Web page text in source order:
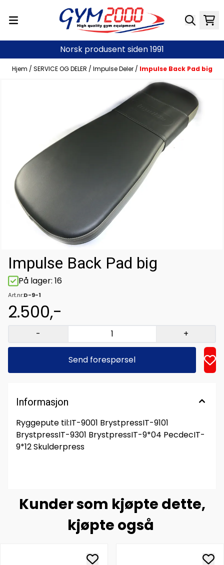
Norsk produsent siden 1991
Hjem / SERVICE OG DELER / Impulse Deler / Impulse Back Pad big
Impulse Back Pad big
På lager: 16
Art.nr:D-9-1
2.500,-
- +
Send forespørsel
Informasjon
Ryggepute til:IT-9001 BrystpressIT-9101
BrystpressIT-9301 BrystpressIT-9*04 PecdecIT-
9*12 Skulderpress
Kunder som kjøpte dette,
kjøpte også